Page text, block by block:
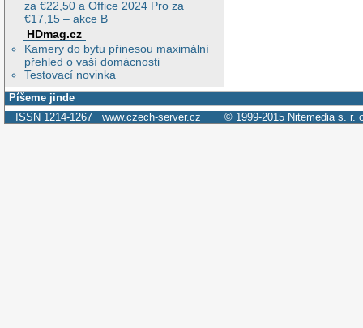
za €22,50 a Office 2024 Pro za
€17,15 – akce B
HDmag.cz
Kamery do bytu přinesou maximální
přehled o vaší domácnosti
Testovací novinka
Píšeme jinde
ISSN 1214-1267 www.czech-server.cz © 1999-2015 Nitemedia s. r.